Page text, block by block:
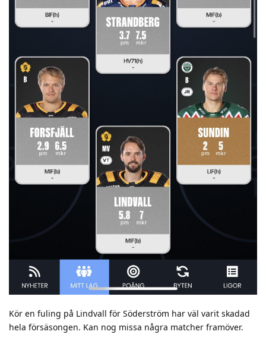
Kör en fuling på Lindvall för Söderström har väl varit skadad
hela försäsongen. Kan nog missa några matcher framöver.